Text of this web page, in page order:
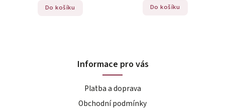
Do košíku Do košíku
Informace pro vás
Platba a doprava
Obchodní podmínky